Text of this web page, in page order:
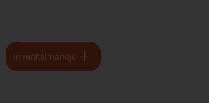
In winkelmandje